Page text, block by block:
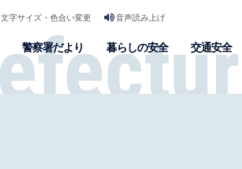
文字サイズ・色合い変更 音声読み上げ
警察署だより 暮らしの安全 交通安全